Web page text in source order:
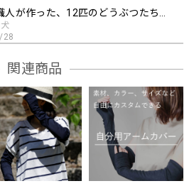
28
いるのかと思っていたら、大したこ
たのでかがわ市引田の店に行きま
かった。営業中でないことを記載し
。ワッペンは金額の割に残念でし
関連商品